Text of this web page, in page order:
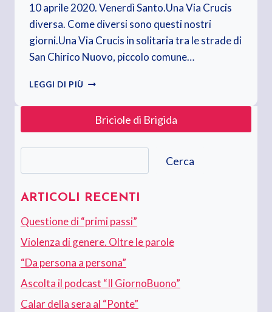
10 aprile 2020. Venerdì Santo.Una Via Crucis
diversa. Come diversi sono questi nostri
giorni.Una Via Crucis in solitaria tra le strade di
San Chirico Nuovo, piccolo comune…
LEGGI DI PIÙ 10
2020.
VENERDÌ
SANTO
Briciole di Brigida
Cerca
ARTICOLI RECENTI
Questione di “primi passi”
Violenza di genere. Oltre le parole
“Da persona a persona”
Ascolta il podcast “Il GiornoBuono”
Calar della sera al “Ponte”